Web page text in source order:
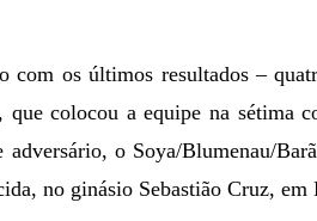
com os últimos resultados –
que colocou a equipe na sétima
adversário, o Soya/Blumenau/
no ginásio Sebastião Cruz,